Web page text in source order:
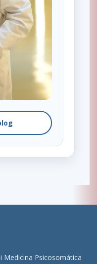
Medicina Psicosomàtica